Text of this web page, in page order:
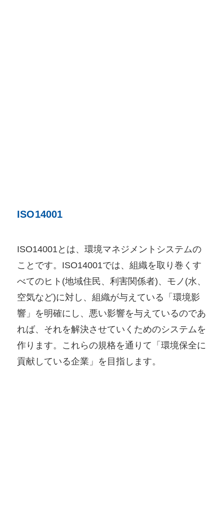
ISO14001
ISO14001とは、環境マネジメントシステムの
ことです。ISO14001では、組織を取り巻くす
べてのヒト(地域住民、利害関係者)、モノ(水、
空気など)に対し、組織が与えている「環境影
響」を明確にし、悪い影響を与えているのであ
れば、それを解決させていくためのシステムを
作ります。これらの規格を通りて「環境保全に
貢献している企業」を目指します。